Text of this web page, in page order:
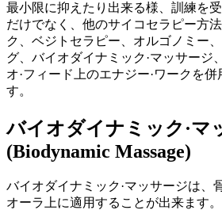
最小限に抑えたり出来る様、訓練を
だけでなく、他のサイコセラピー方
ク、ベジトセラピー、オルゴノミー
グ、バイオダイナミック·マッサージ
オ·フィード上のエナジー·ワークを
す。
バイオダイナミック·マ
(Biodynamic Massage)
バイオダイナミック·マッサージは、
オーラ上に適用することが出来ます